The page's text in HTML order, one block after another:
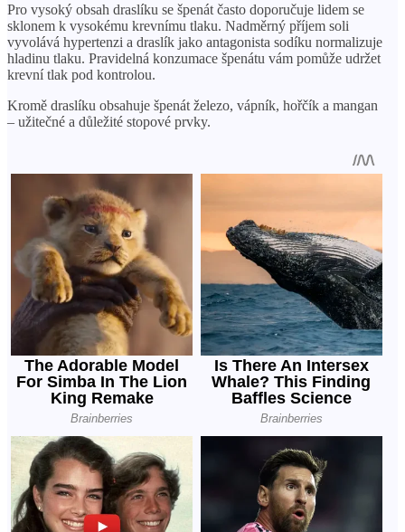
Pro vysoký obsah draslíku se špenát často doporučuje lidem se
sklonem k vysokému krevnímu tlaku. Nadměrný příjem soli
vyvolává hypertenzi a draslík jako antagonista sodíku normalizuje
hladinu tlaku. Pravidelná konzumace špenátu vám pomůže udržet
krevní tlak pod kontrolou.
Kromě draslíku obsahuje špenát železo, vápník, hořčík a mangan
– užitečné a důležité stopové prvky.